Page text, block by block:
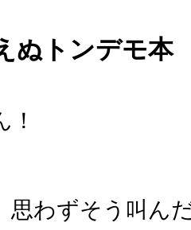
ぬトンデモ本
思わずそう叫ん